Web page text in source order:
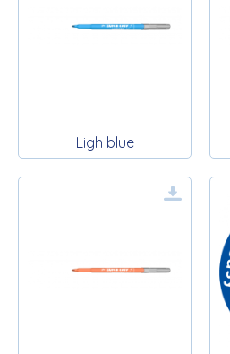
Ligh blue